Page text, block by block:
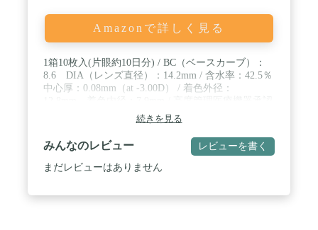
Amazonで詳しく見る
1箱10枚入(片眼約10日分) / BC（ベースカーブ）：
8.6 DIA（レンズ直径）：14.2mm / 含水率：42.5％
中心厚：0.08mm（at -3.00D） / 着色外径：
番号：22600BZX00273A18続きを見る
みんなのレビュー レビューを書く
まだレビューはありません